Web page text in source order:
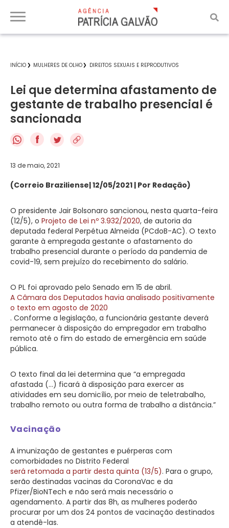
INÍCIO MULHERES DE OLHO DIREITOS SEXUAIS E REPRODUTIVOS
Lei que determina afastamento de
gestante de trabalho presencial é
sancionada
f
13 de maio, 2021
(Correio Braziliense| 12/05/2021 | Por Redação)
O presidente Jair Bolsonaro sancionou, nesta quarta-feira
(12/5), o Projeto de Lei nº 3.932/2020, de autoria da
deputada federal Perpétua Almeida (PCdoB-AC). O texto
garante à empregada gestante o afastamento do
trabalho presencial durante o período da pandemia de
covid-19, sem prejuízo do recebimento do salário.
O PL foi aprovado pelo Senado em 15 de abril.
A Câmara dos Deputados havia analisado positivamente
o texto em agosto de 2020
. Conforme a legislação, a funcionária gestante deverá
permanecer à disposição do empregador em trabalho
remoto até o fim do estado de emergência em saúde
pública.
O texto final da lei determina que “a empregada
afastada (…) ficará à disposição para exercer as
atividades em seu domicílio, por meio de teletrabalho,
trabalho remoto ou outra forma de trabalho a distância.”
Vacinação
A imunização de gestantes e puérperas com
comorbidades no Distrito Federal
será retomada a partir desta quinta (13/5). Para o grupo,
serão destinadas vacinas da CoronaVac e da
Pfizer/BioNTech e não será mais necessário o
agendamento. A partir das 8h, as mulheres poderão
procurar por um dos 24 pontos de vacinação destinados
a atendê-las.